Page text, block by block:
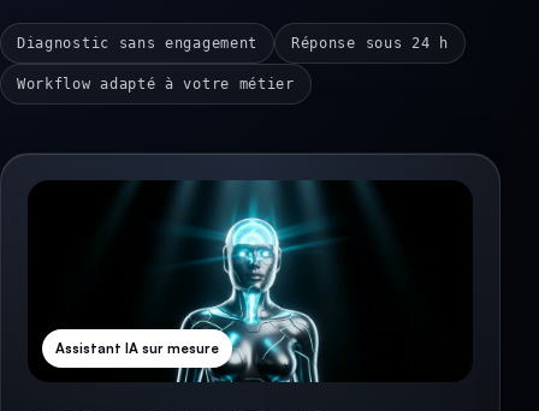
Diagnostic sans engagement Réponse sous 24 h
Workflow adapté à votre métier
Assistant IA sur mesure